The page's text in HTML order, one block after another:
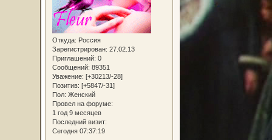
Откуда: Россия
Зарегистрирован: 27.02.13
Приглашений: 0
Сообщений: 89351
Уважение: [+30213/-28]
Позитив: [+5847/-31]
Пол: Женский
Провел на форуме:
1 год 9 месяцев
Последний визит:
Сегодня 07:37:19